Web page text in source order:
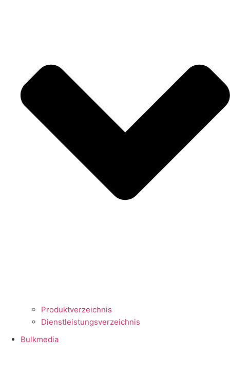
Produktverzeichnis
Dienstleistungsverzeichnis
Bulkmedia